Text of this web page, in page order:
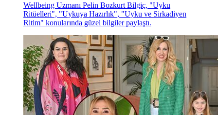
Wellbeing Uzmanı Pelin Bozkurt Bilgiç, "Uyku
Ritüelleri", "Uykuya Hazırlık", "Uyku ve Sirkadiyen
Ritim" konularında güzel bilgiler paylaştı.